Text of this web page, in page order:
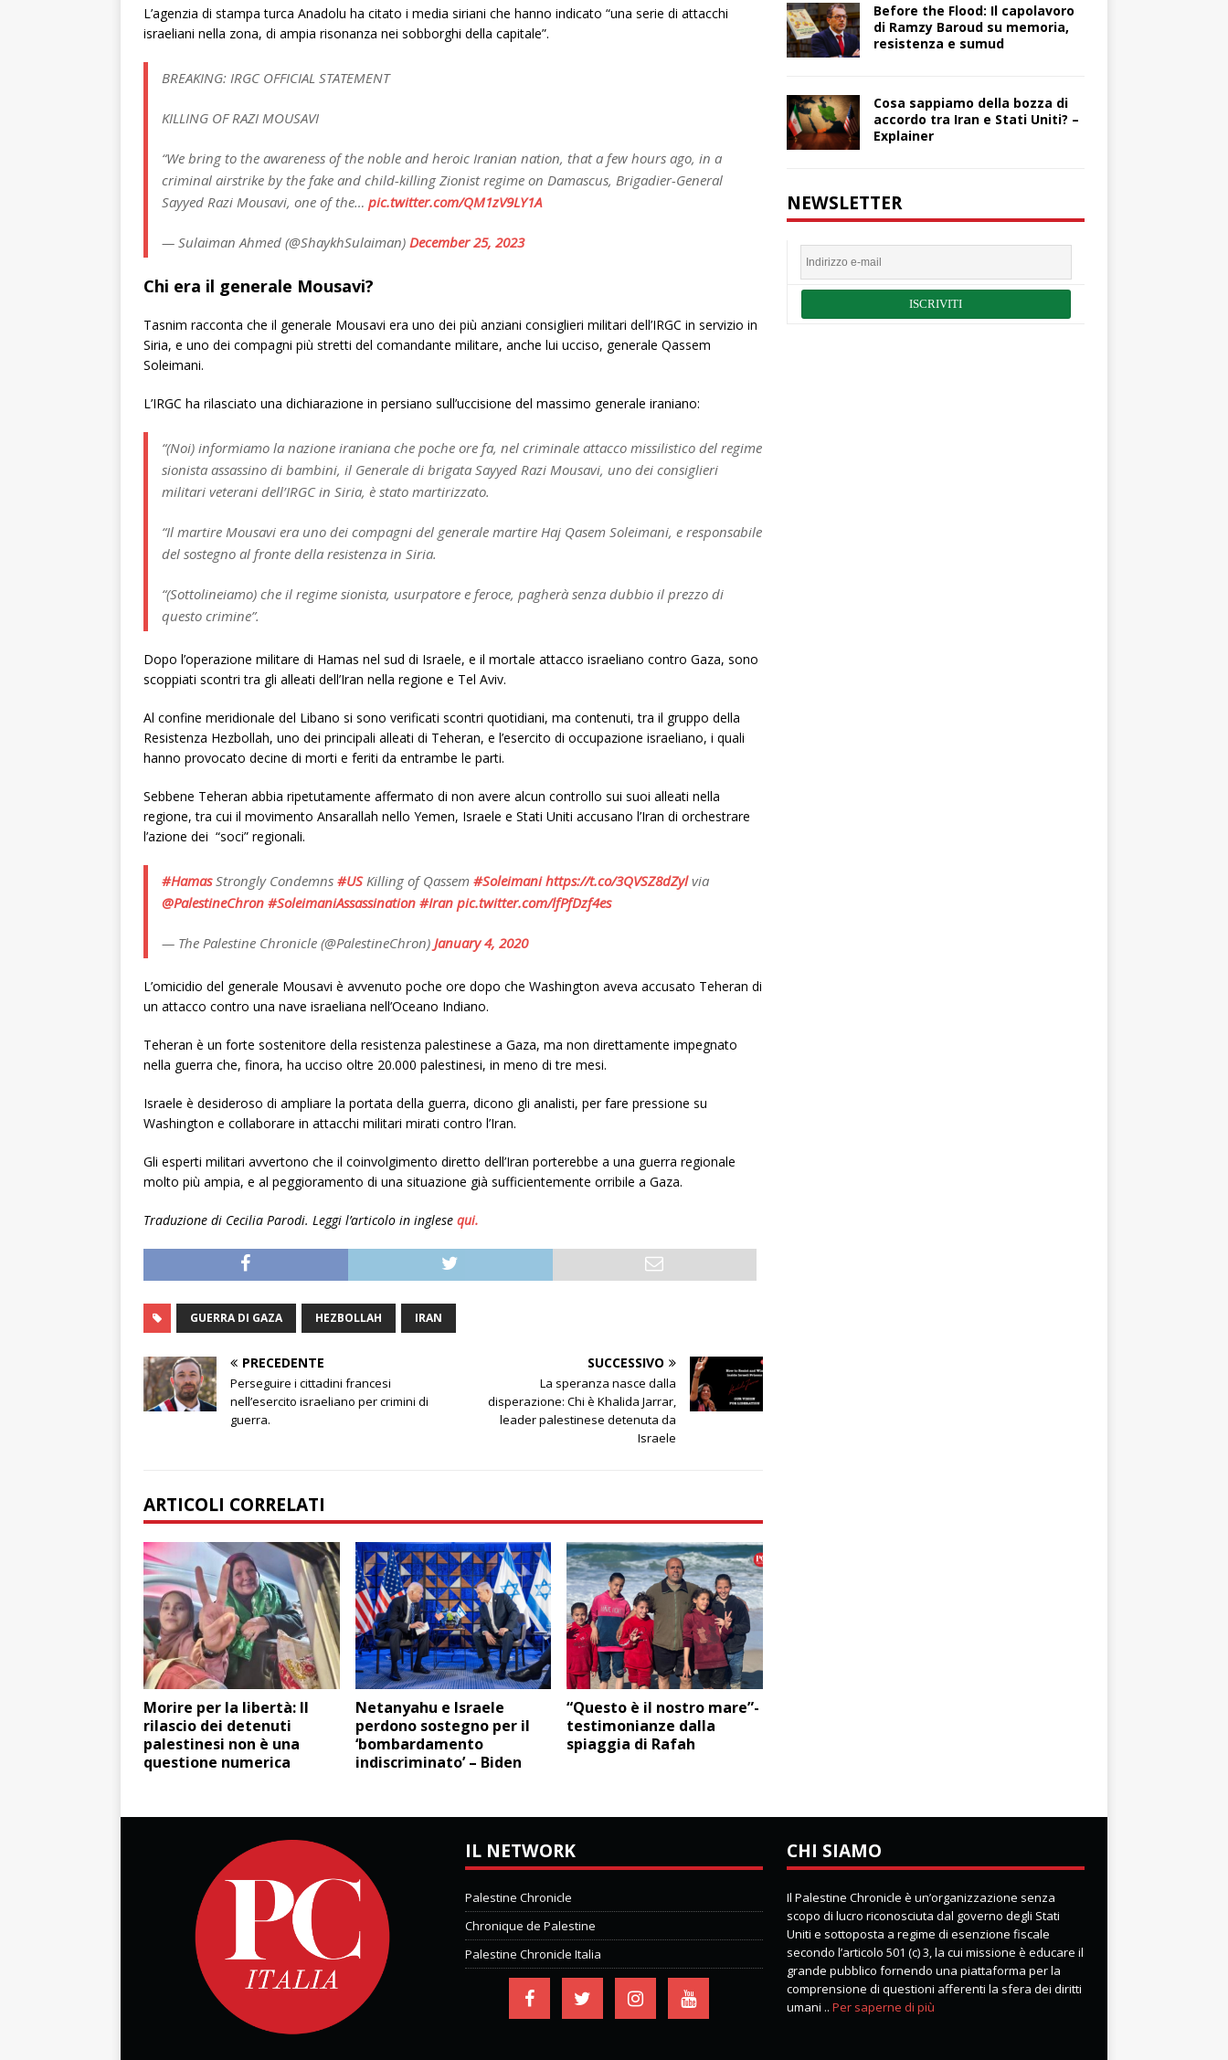
L’agenzia di stampa turca Anadolu ha citato i media siriani che hanno indicato “una serie di attacchi
israeliani nella zona, di ampia risonanza nei sobborghi della capitale”.
BREAKING: IRGC OFFICIAL STATEMENT
KILLING OF RAZI MOUSAVI
“We bring to the awareness of the noble and heroic Iranian nation, that a few hours ago, in a
criminal airstrike by the fake and child-killing Zionist regime on Damascus, Brigadier-General
Sayyed Razi Mousavi, one of the… pic.twitter.com/QM1zV9LY1A
— Sulaiman Ahmed (@ShaykhSulaiman) December 25, 2023
Chi era il generale Mousavi?
Tasnim racconta che il generale Mousavi era uno dei più anziani consiglieri militari dell’IRGC in servizio in
Siria, e uno dei compagni più stretti del comandante militare, anche lui ucciso, generale Qassem
Soleimani.
L’IRGC ha rilasciato una dichiarazione in persiano sull’uccisione del massimo generale iraniano:
“(Noi) informiamo la nazione iraniana che poche ore fa, nel criminale attacco missilistico del regime
sionista assassino di bambini, il Generale di brigata Sayyed Razi Mousavi, uno dei consiglieri
militari veterani dell’IRGC in Siria, è stato martirizzato.
“Il martire Mousavi era uno dei compagni del generale martire Haj Qasem Soleimani, e responsabile
del sostegno al fronte della resistenza in Siria.
“(Sottolineiamo) che il regime sionista, usurpatore e feroce, pagherà senza dubbio il prezzo di
questo crimine”.
Dopo l’operazione militare di Hamas nel sud di Israele, e il mortale attacco israeliano contro Gaza, sono
scoppiati scontri tra gli alleati dell’Iran nella regione e Tel Aviv.
Al confine meridionale del Libano si sono verificati scontri quotidiani, ma contenuti, tra il gruppo della
Resistenza Hezbollah, uno dei principali alleati di Teheran, e l’esercito di occupazione israeliano, i quali
hanno provocato decine di morti e feriti da entrambe le parti.
Sebbene Teheran abbia ripetutamente affermato di non avere alcun controllo sui suoi alleati nella
regione, tra cui il movimento Ansarallah nello Yemen, Israele e Stati Uniti accusano l’Iran di orchestrare
l’azione dei “soci” regionali.
#HamasStrongly Condemns #USKilling of Qassem #Soleimani https://t.co/3QVSZ8dZylvia
@PalestineChron #SoleimaniAssassination #Iran pic.twitter.com/lfPfDzf4es
— The Palestine Chronicle (@PalestineChron) January 4, 2020
L’omicidio del generale Mousavi è avvenuto poche ore dopo che Washington aveva accusato Teheran di
un attacco contro una nave israeliana nell’Oceano Indiano.
Teheran è un forte sostenitore della resistenza palestinese a Gaza, ma non direttamente impegnato
nella guerra che, finora, ha ucciso oltre 20.000 palestinesi, in meno di tre mesi.
Israele è desideroso di ampliare la portata della guerra, dicono gli analisti, per fare pressione su
Washington e collaborare in attacchi militari mirati contro l’Iran.
Gli esperti militari avvertono che il coinvolgimento diretto dell’Iran porterebbe a una guerra regionale
molto più ampia, e al peggioramento di una situazione già sufficientemente orribile a Gaza.
Traduzione di Cecilia Parodi. Leggi l’articolo in inglese qui.
GUERRA DI GAZA HEZBOLLAH IRAN
PRECEDENTE
Perseguire i cittadini francesi
nell’esercito israeliano per crimini di
guerra.
SUCCESSIVO
La speranza nasce dalla
disperazione: Chi è Khalida Jarrar,
leader palestinese detenuta da
Israele
ARTICOLI CORRELATI
Morire per la libertà: Il
rilascio dei detenuti
palestinesi non è una
questione numerica
Netanyahu e Israele
perdono sostegno per il
‘bombardamento
indiscriminato’ – Biden
“Questo è il nostro mare”-
testimonianze dalla
spiaggia di Rafah
Before the Flood: Il capolavoro
di Ramzy Baroud su memoria,
resistenza e sumud
Cosa sappiamo della bozza di
accordo tra Iran e Stati Uniti? –
Explainer
NEWSLETTER
IL NETWORK
Palestine Chronicle
Chronique de Palestine
Palestine Chronicle Italia
CHI SIAMO
Il Palestine Chronicle è un’organizzazione senza
scopo di lucro riconosciuta dal governo degli Stati
Uniti e sottoposta a regime di esenzione fiscale
secondo l’articolo 501 (c) 3, la cui missione è educare il
grande pubblico fornendo una piattaforma per la
comprensione di questioni afferenti la sfera dei diritti
umani .. Per saperne di più